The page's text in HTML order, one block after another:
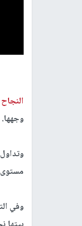
وجهها.
مستوى
وفي